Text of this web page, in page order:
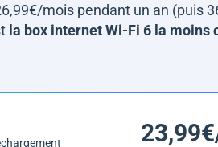
mois pendant un an (puis
la box internet Wi-Fi 6 la moins